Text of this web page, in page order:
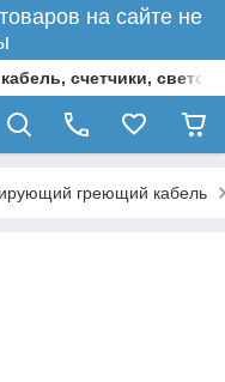
на сайте не
счетчики,
греющий кабель